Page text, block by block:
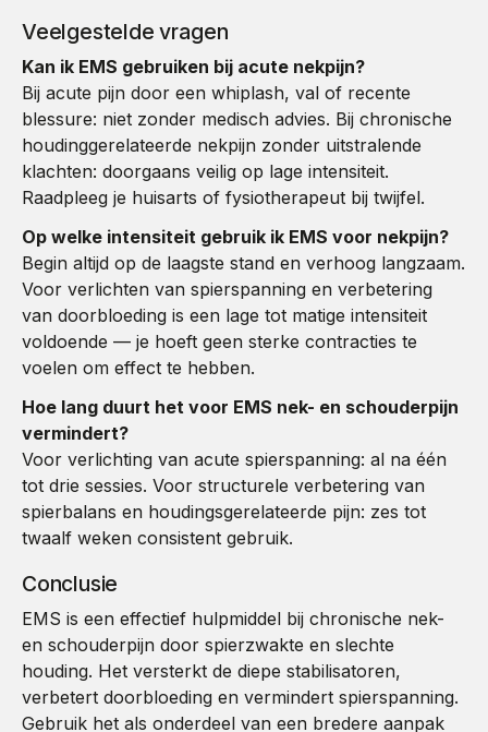
Veelgestelde vragen
Kan ik EMS gebruiken bij acute nekpijn?
Bij acute pijn door een whiplash, val of recente
blessure: niet zonder medisch advies. Bij chronische
houdinggerelateerde nekpijn zonder uitstralende
klachten: doorgaans veilig op lage intensiteit.
Raadpleeg je huisarts of fysiotherapeut bij twijfel.
Op welke intensiteit gebruik ik EMS voor nekpijn?
Begin altijd op de laagste stand en verhoog langzaam.
Voor verlichten van spierspanning en verbetering
van doorbloeding is een lage tot matige intensiteit
voldoende — je hoeft geen sterke contracties te
voelen om effect te hebben.
Hoe lang duurt het voor EMS nek- en schouderpijn
vermindert?
Voor verlichting van acute spierspanning: al na één
tot drie sessies. Voor structurele verbetering van
spierbalans en houdingsgerelateerde pijn: zes tot
twaalf weken consistent gebruik.
Conclusie
EMS is een effectief hulpmiddel bij chronische nek-
en schouderpijn door spierzwakte en slechte
houding. Het versterkt de diepe stabilisatoren,
verbetert doorbloeding en vermindert spierspanning.
Gebruik het als onderdeel van een bredere aanpak